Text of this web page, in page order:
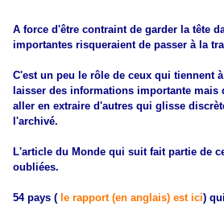
A force d'être contraint de garder la tête
importantes risqueraient de passer à la
C'est un peu le rôle de ceux qui tiennent
laisser des informations importante
aller en extraire d'autres qui glisse
l'archivé.
L'article du Monde qui suit fait partie de
oubliées.
54 pays ( le rapport (en anglais) est ici)